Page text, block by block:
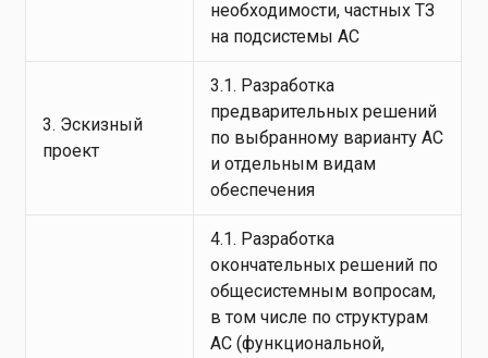
необходимости, частных ТЗ
на подсистемы АС
3. Эскизный
проект
3.1. Разработка
предварительных решений
по выбранному варианту АС
и отдельным видам
обеспечения
4.1. Разработка
окончательных решений по
общесистемным вопросам,
в том числе по структурам
АС (функциональной,